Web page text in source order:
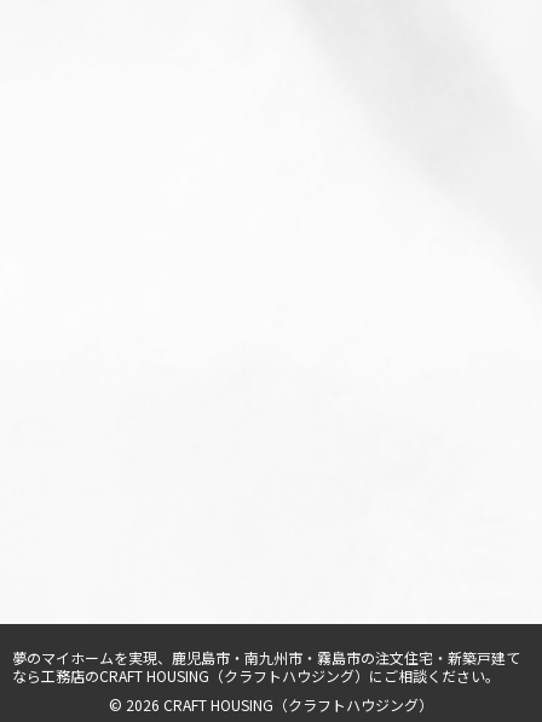
© 2026 CRAFT HOUSING（クラフトハウジング）
夢のマイホームを実現、 鹿児島市・南九州市・霧島市の注文住宅・新築戸建て
なら工務店のCRAFT HOUSING（クラフトハウジング） にご相談ください。